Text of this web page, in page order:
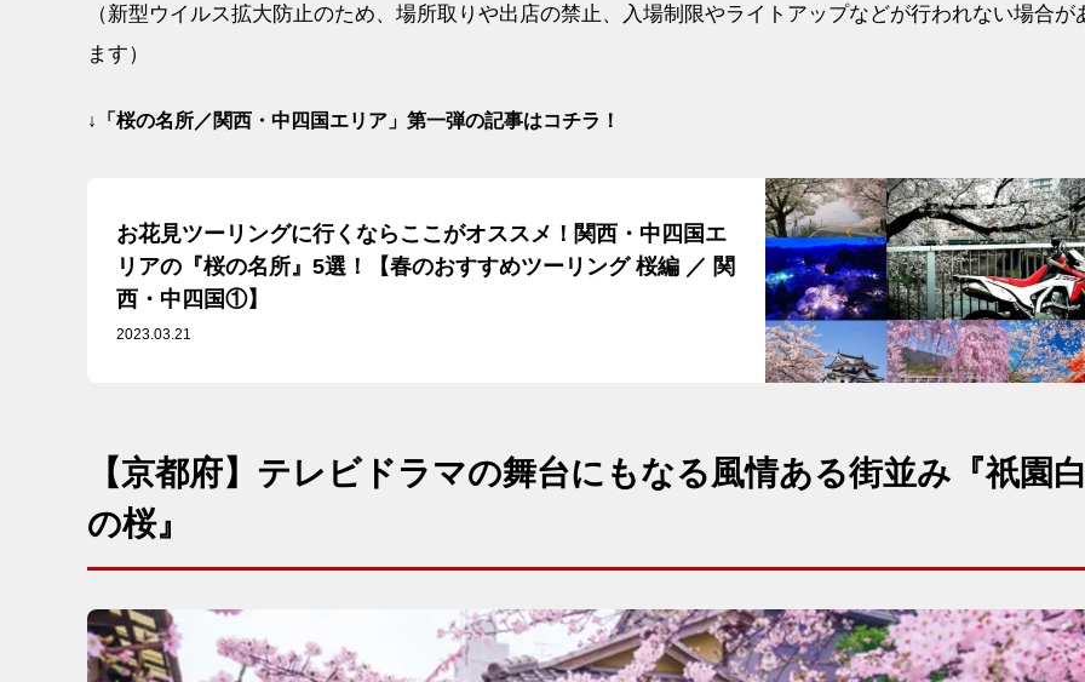
（新型ウイルス拡大防止のため、場所取りや出店の禁止、入場制限やライトアップなどが行われない場合が
ます）
↓「桜の名所／関西・中四国エリア」第一弾の記事はコチラ！
お花見ツーリングに行くならここがオススメ！関西・中四国エ
リアの『桜の名所』5選！【春のおすすめツーリング 桜編 ／ 関
西・中四国①】
2023.03.21
【京都府】テレビドラマの舞台にもなる風情ある街並み 『祇園
の桜』